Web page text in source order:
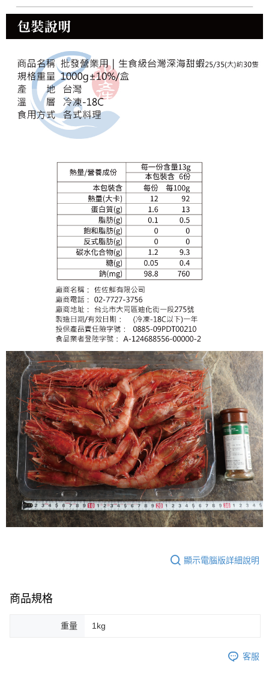
顯示電腦版詳細說明
商品規格
重量 1kg
客服